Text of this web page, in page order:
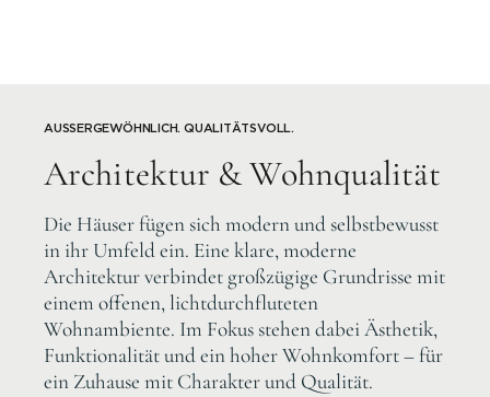
AUSSERGEWÖHNLICH. QUALITÄTSVOLL.
Architektur & Wohnqualität
Die Häuser fügen sich modern und selbstbewusst
in ihr Umfeld ein. Eine klare, moderne
Architektur verbindet großzügige Grundrisse mit
einem offenen, lichtdurchfluteten
Wohnambiente. Im Fokus stehen dabei Ästhetik,
Funktionalität und ein hoher Wohnkomfort – für
ein Zuhause mit Charakter und Qualität.